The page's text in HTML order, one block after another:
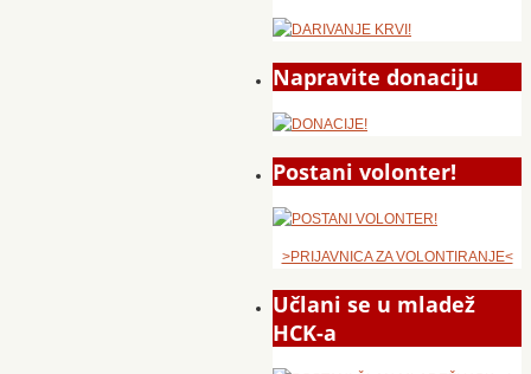
Napravite donaciju
Postani volonter!
>PRIJAVNICA ZA VOLONTIRANJE<
Učlani se u mladež
HCK-a